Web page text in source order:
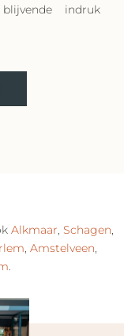
indruk
Alkmaar, Schagen,
, Amstelveen,
.